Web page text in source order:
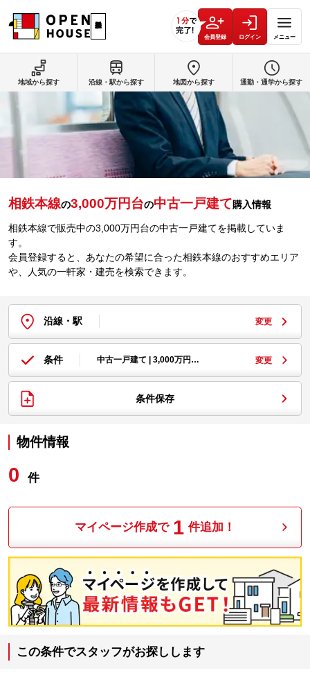
会員登録 ログイン メニュー
相鉄本線の3,000万円台の中古一戸建て購入情報
相鉄本線で販売中の3,000万円台の中古一戸建てを掲載していま
す。
会員登録すると、あなたの希望に合った相鉄本線のおすすめエリア
や、人気の一軒家・建売を検索できます。
沿線・駅 変更
条件 中古一戸建て | 3,000万円… 変更
条件保存
物件情報
0 件
マイページ作成で 1 件追加！
この条件でスタッフがお探しします
地域から探す 沿線・駅から探す 地図から探す 通勤・通学から探す